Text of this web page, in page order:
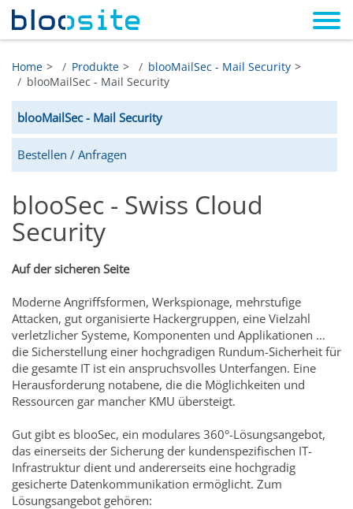
Home Produkte
blooMailSec - Mail Security
blooMailSec - Mail Security
blooMailSec - Mail Security
Bestellen / Anfragen
blooSec - Swiss Cloud
Security
Auf der sicheren Seite
Moderne Angriffsformen, Werkspionage, mehrstufige
Attacken, gut organisierte Hackergruppen, eine Vielzahl
verletzlicher Systeme, Komponenten und Applikationen …
die Sicherstellung einer hochgradigen Rundum-Sicherheit für
die gesamte IT ist ein anspruchsvolles Unterfangen. Eine
Herausforderung notabene, die die Möglichkeiten und
Ressourcen gar mancher KMU übersteigt.
Gut gibt es blooSec, ein modulares 360°-Lösungsangebot,
das einerseits der Sicherung der kundenspezifischen IT-
Infrastruktur dient und andererseits eine hochgradig
gesicherte Datenkommunikation ermöglicht. Zum
Lösungsangebot gehören: